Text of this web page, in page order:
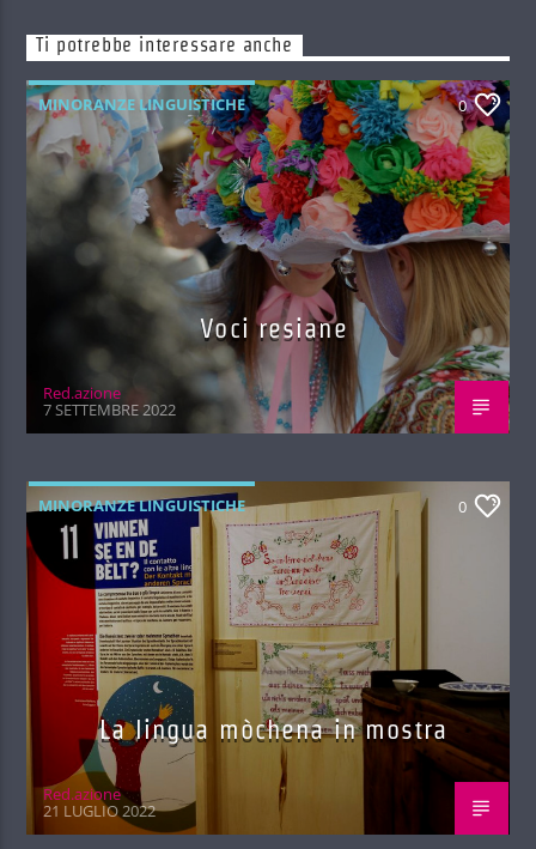
Ti potrebbe interessare anche
MINORANZE LINGUISTICHE 0
Voci resiane
Red.azione
7 SETTEMBRE 2022
MINORANZE LINGUISTICHE 0
La lingua mòchena in mostra
Red.azione
21 LUGLIO 2022